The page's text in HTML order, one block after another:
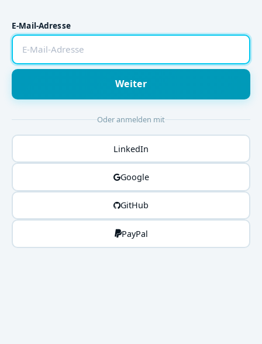
E-Mail-Adresse
Weiter
Oder anmelden mit
LinkedIn
Google
GitHub
PayPal